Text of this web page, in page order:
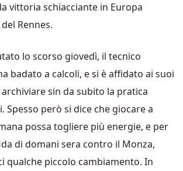
vittoria schiacciante in Europa
Rennes.
lo scorso giovedì, il tecnico
badato a calcoli, e si è affidato ai suoi
sin da subito la pratica
Spesso però si dice che giocare a
possa togliere più energie, e per
di domani sera contro il Monza,
qualche piccolo cambiamento. In